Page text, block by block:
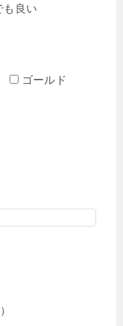
も良い
ゴールド